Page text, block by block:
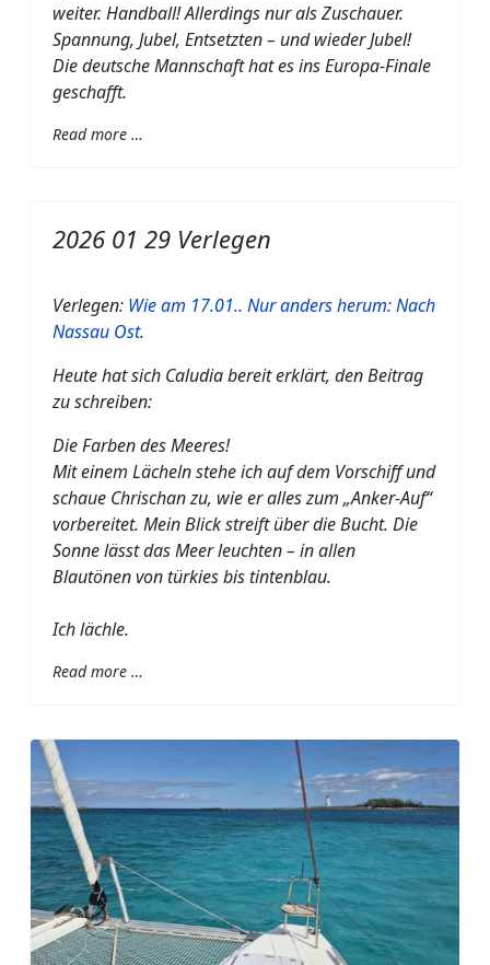
weiter. Handball! Allerdings nur als Zuschauer.
Spannung, Jubel, Entsetzten – und wieder Jubel!
Die deutsche Mannschaft hat es ins Europa-Finale
geschafft.
Read more …
2026 01 29 Verlegen
Verlegen: Wie am 17.01.. Nur anders herum: Nach
Nassau Ost.
Heute hat sich Caludia bereit erklärt, den Beitrag
zu schreiben:
Die Farben des Meeres!
Mit einem Lächeln stehe ich auf dem Vorschiff und
schaue Chrischan zu, wie er alles zum „Anker-Auf“
vorbereitet. Mein Blick streift über die Bucht. Die
Sonne lässt das Meer leuchten – in allen
Blautönen von türkies bis tintenblau.
Ich lächle.
Read more …